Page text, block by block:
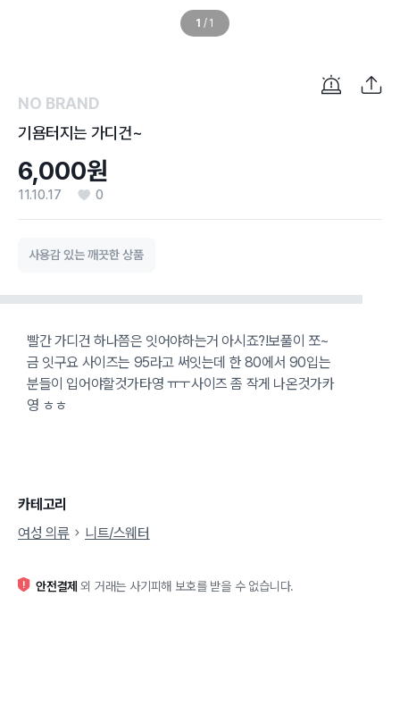
1 / 1
NO BRAND
기욤터지는 가디건~
6,000원
11.10.17 0
사용감 있는 깨끗한 상품
빨간 가디건 하나쯤은 잇어야하는거 아시죠?!보풀이 쪼~
금 잇구요 사이즈는 95라고 써잇는데 한 80에서 90입는
분들이 입어야할것가타영 ㅠㅜ사이즈 좀 작게 나온것가카
영 ㅎㅎ
카테고리
여성 의류
니트/스웨터
안전결제 외 거래는 사기피해 보호를 받을 수 없습니다.